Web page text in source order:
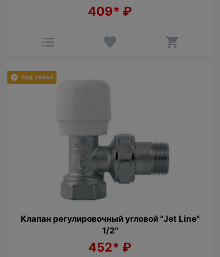
409* ₽
Клапан регулировочный угловой "Jet Line"
1/2"
452* ₽